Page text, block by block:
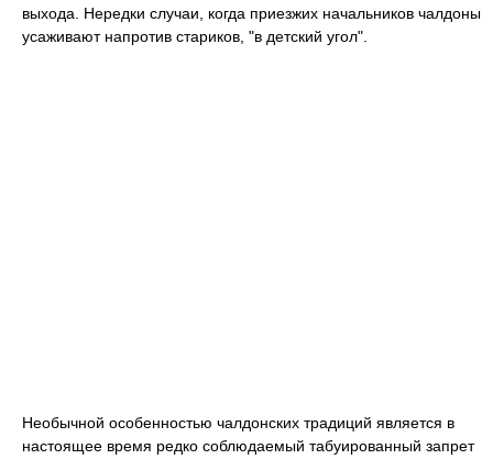
выхода. Нередки случаи, когда приезжих начальников чалдоны
усаживают напротив стариков, "в детский угол".
Необычной особенностью чалдонских традиций является в
настоящее время редко соблюдаемый табуированный запрет